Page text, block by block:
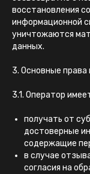
восстановления
информационной
уничтожаются
данных.
3. Основные права
3.1. Оператор
получать от
достоверные
содержащие
в случае
согласия на